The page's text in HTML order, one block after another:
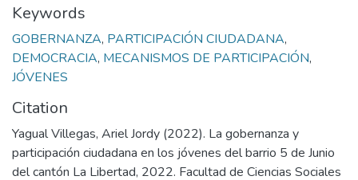
Keywords
GOBERNANZA, PARTICIPACIÓN CIUDADANA,
DEMOCRACIA, MECANISMOS DE PARTICIPACIÓN,
JÓVENES
Citation
Yagual Villegas, Ariel Jordy (2022). La gobernanza y
participación ciudadana en los jóvenes del barrio 5 de Junio
del cantón La Libertad, 2022. Facultad de Ciencias Sociales